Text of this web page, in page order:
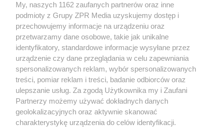
Żaden utwór zamieszczony w serwisie nie może być powielany i
rozpowszechniany lub dalej rozpowszechniany w jakikolwiek sposób (w
tym także elektroniczny lub mechaniczny) na jakimkolwiek polu
eksploatacji w jakiejkolwiek formie, włącznie z umieszczaniem w
Internecie bez pisemnej zgody właściciela praw. Jakiekolwiek użycie lub
wykorzystanie utworów w całości lub w części z naruszeniem prawa,
tzn. bez właściwej zgody, jest zabronione pod groźbą kary i może być
ścigane prawnie.
My, naszych 1162 zaufanych partnerów oraz inne
podmioty z Grupy ZPR Media uzyskujemy dostęp i
przechowujemy informacje na urządzeniu oraz
przetwarzamy dane osobowe, takie jak unikalne
identyfikatory, standardowe informacje wysyłane przez
urządzenie czy dane przeglądania w celu zapewniania
spersonalizowanych reklam, wybór spersonalizowanych
treści, pomiar reklam i treści, badanie odbiorców oraz
ulepszanie usług. Za zgodą Użytkownika my i Zaufani
Partnerzy możemy używać dokładnych danych
geolokalizacyjnych oraz aktywnie skanować
charakterystykę urządzenia do celów identyfikacji.